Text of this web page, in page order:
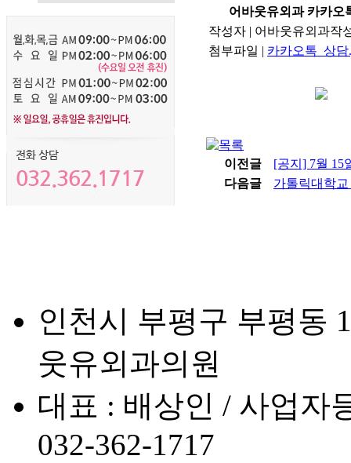
어바웃유외과 카카오
작성자 | 어바웃유외과작
첨부파일 | 카카오톡_상담
이전글
[공지] 7월 15
다음글
가톨릭대학
인천시 부평구 부평동
웃유외과의원
대표 : 배상인 / 사업자
032-362-1717